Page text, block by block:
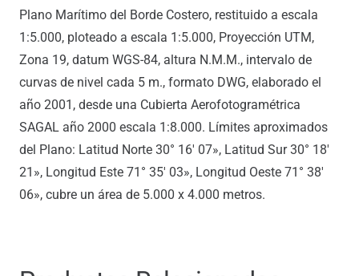
Plano Marítimo del Borde Costero, restituido a escala
1:5.000, ploteado a escala 1:5.000, Proyección UTM,
Zona 19, datum WGS-84, altura N.M.M., intervalo de
curvas de nivel cada 5 m., formato DWG, elaborado el
año 2001, desde una Cubierta Aerofotogramétrica
SAGAL año 2000 escala 1:8.000. Límites aproximados
del Plano: Latitud Norte 30° 16′ 07», Latitud Sur 30° 18′
21», Longitud Este 71° 35′ 03», Longitud Oeste 71° 38′
06», cubre un área de 5.000 x 4.000 metros.